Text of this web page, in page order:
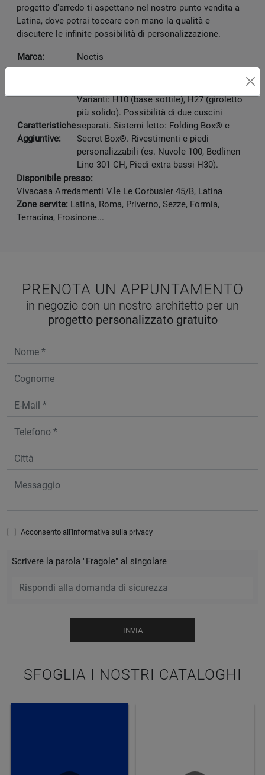
progetto d'arredo ti aspettano nel nostro punto vendita a
Latina, dove potrai toccare con mano la qualità e
discutere le infinite possibilità di personalizzazione.
Marca:
Noctis
Categoria:
Letto
Caratteristiche
Aggiuntive:
Varianti: H10 (base sottile), H27 (giroletto
più solido). Possibilità di due cuscini
separati. Sistemi letto: Folding Box® e
Secret Box®. Rivestimenti e piedi
personalizzabili (es. Nuvole 100, Bedlinen
Lino 301 CH, Piedi extra bassi H30).
Disponibile presso:
Vivacasa Arredamenti V.le Le Corbusier 45/B, Latina
Zone servite: Latina, Roma, Priverno, Sezze, Formia,
Terracina, Frosinone...
SFOGLIA I NOSTRI CATALOGHI
PRENOTA UN APPUNTAMENTO
in negozio con un nostro architetto per un
progetto personalizzato gratuito
Acconsento all'informativa sulla privacy
Scrivere la parola "Fragole" al singolare
INVIA